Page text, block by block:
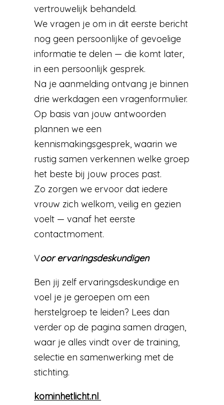
vertrouwelijk behandeld.
We vragen je om in dit eerste bericht
nog geen persoonlijke of gevoelige
informatie te delen — die komt later,
in een persoonlijk gesprek.
Na je aanmelding ontvang je binnen
drie werkdagen een vragenformulier.
Op basis van jouw antwoorden
plannen we een
kennismakingsgesprek, waarin we
rustig samen verkennen welke groep
het beste bij jouw proces past.
Zo zorgen we ervoor dat iedere
vrouw zich welkom, veilig en gezien
voelt — vanaf het eerste
contactmoment.
Voor ervaringsdeskundigen
Ben jij zelf ervaringsdeskundige en
voel je je geroepen om een
herstelgroep te leiden? Lees dan
verder op de pagina samen dragen,
waar je alles vindt over de training,
selectie en samenwerking met de
stichting.
kominhetlicht.nl